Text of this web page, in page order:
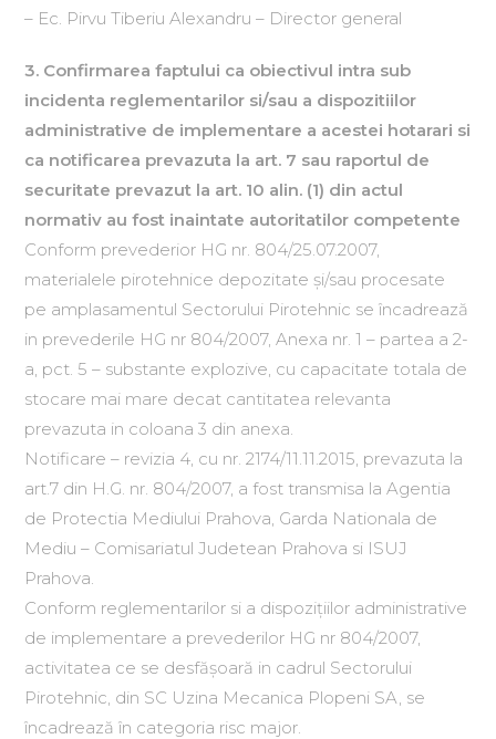
– Ec. Pirvu Tiberiu Alexandru – Director general
3. Confirmarea faptului ca obiectivul intra sub
incidenta reglementarilor si/sau a dispozitiilor
administrative de implementare a acestei hotarari si
ca notificarea prevazuta la art. 7 sau raportul de
securitate prevazut la art. 10 alin. (1) din actul
normativ au fost inaintate autoritatilor competente
Conform prevederior HG nr. 804/25.07.2007,
materialele pirotehnice depozitate şi/sau procesate
pe amplasamentul Sectorului Pirotehnic se încadrează
in prevederile HG nr 804/2007, Anexa nr. 1 – partea a 2-
a, pct. 5 – substante explozive, cu capacitate totala de
stocare mai mare decat cantitatea relevanta
prevazuta in coloana 3 din anexa.
Notificare – revizia 4, cu nr. 2174/11.11.2015, prevazuta la
art.7 din H.G. nr. 804/2007, a fost transmisa la Agentia
de Protectia Mediului Prahova, Garda Nationala de
Mediu – Comisariatul Judetean Prahova si ISUJ
Prahova.
Conform reglementarilor si a dispoziţiilor administrative
de implementare a prevederilor HG nr 804/2007,
activitatea ce se desfăşoară in cadrul Sectorului
Pirotehnic, din SC Uzina Mecanica Plopeni SA, se
încadrează în categoria risc major.